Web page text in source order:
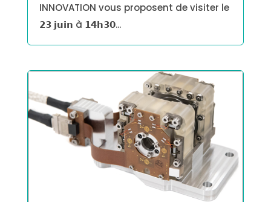
INNOVATION vous proposent de visiter le
𝟮𝟯 𝗷𝘂𝗶𝗻 à 𝟭𝟰𝗵𝟯𝟬...